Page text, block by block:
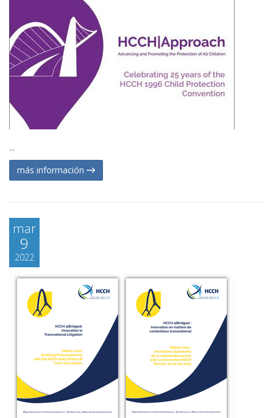
...
más información
mar
9
2022